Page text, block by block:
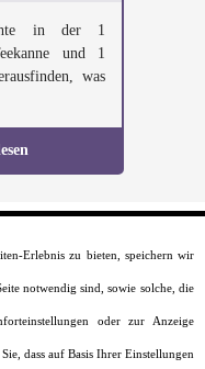
in der 1
und 1
was
Erlebnis zu bieten, speichern wir
notwendig sind, sowie solche, die
oder zur Anzeige
dass auf Basis Ihrer Einstellungen